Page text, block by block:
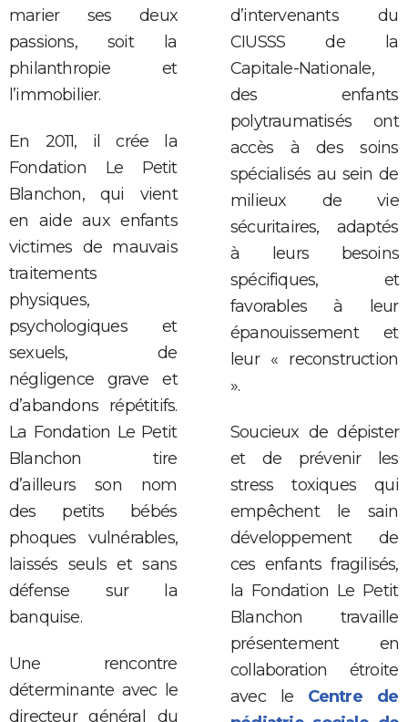
marier ses deux
passions, soit la
philanthropie et
l’immobilier.
En 2011, il crée la
Fondation Le Petit
Blanchon, qui vient
en aide aux enfants
victimes de mauvais
traitements
physiques,
psychologiques et
sexuels, de
négligence grave et
d’abandons répétitifs.
La Fondation Le Petit
Blanchon tire
d’ailleurs son nom
des petits bébés
phoques vulnérables,
laissés seuls et sans
défense sur la
banquise.
Une rencontre
déterminante avec le
directeur général du
d’intervenants du
CIUSSS de la
Capitale-Nationale,
des enfants
polytraumatisés ont
accès à des soins
spécialisés au sein de
milieux de vie
sécuritaires, adaptés
à leurs besoins
spécifiques, et
favorables à leur
épanouissement et
leur « reconstruction
».
Soucieux de dépister
et de prévenir les
stress toxiques qui
empêchent le sain
développement de
ces enfants fragilisés,
la Fondation Le Petit
Blanchon travaille
présentement en
collaboration étroite
avec le Centre de